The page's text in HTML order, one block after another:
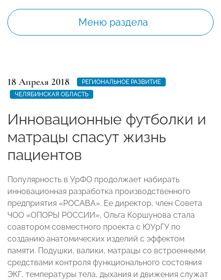
Меню раздела
18 Апреля 2018
РЕГИОНАЛЬНОЕ РАЗВИТИЕ
ЧЕЛЯБИНСКАЯ ОБЛАСТЬ
Инновационные футболки и
матрацы спасут жизнь
пациентов
Популярность в УрФО продолжает набирать
инновационная разработка производственного
предприятия «РОСАВА». Ее директор, член Совета
ЧОО «ОПОРЫ РОССИИ», Ольга Коршунова стала
соавтором совместного проекта с ЮУрГУ по
созданию анатомических изделий с эффектом
памяти. Подушки, валики, матрацы со встроенными
средствами контроля функционального состояния
ЭКГ, температуры тела, дыхания и движения служат